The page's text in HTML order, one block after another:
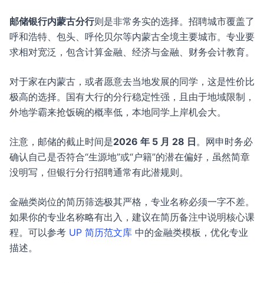
邮储银行内蒙古分行则是非常务实的选择。招聘城市覆盖了
呼和浩特、包头、呼伦贝尔等内蒙古全境主要城市。专业要
求相对宽泛，包含计算金融、经济与金融、财务会计教育。
对于家在内蒙古，或者愿意去当地发展的同学，这是性价比
极高的选择。国有大行的分行稳定性强，且由于地域限制，
外地学霸来抢饭碗的概率低，本地同学上岸机会大。
注意，邮储的截止时间是2026 年 5 月 28 日。网申时务必
确认自己是否符合“生源地”或“户籍”的潜在偏好，虽然简章
没明写，但银行分行招聘通常有此潜规则。
金融类岗位的简历筛选极其严格，专业名称必须一字不差。
如果你的专业名称略有出入，建议在简历备注中说明核心课
程。可以参考 UP 简历范文库 中的金融类模板，优化专业
描述。